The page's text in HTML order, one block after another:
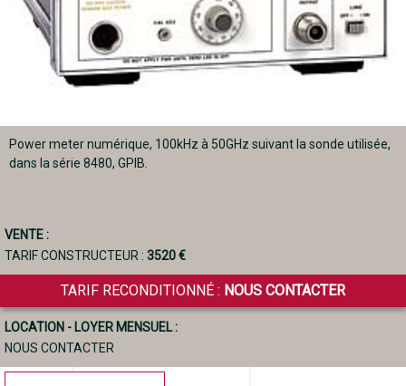
Power meter numérique, 100kHz à 50GHz suivant la sonde utilisée,
dans la série 8480, GPIB.
VENTE :
TARIF CONSTRUCTEUR : 3520 €
TARIF RECONDITIONNÉ : NOUS CONTACTER
LOCATION - LOYER MENSUEL :
NOUS CONTACTER